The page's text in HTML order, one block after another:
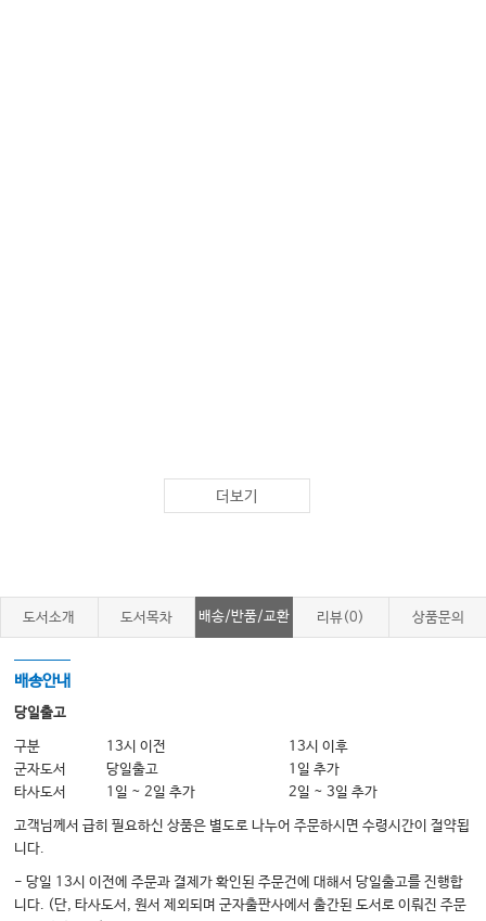
더보기
도서소개 도서목차 배송/반품/교환 리뷰(0) 상품문의
배송안내
당일출고
구분 13시 이전
13시 이후
군자도서
당일출고
1일 추가
타사도서
1일 ~ 2일 추가 2일 ~ 3일 추가
고객님께서 급히 필요하신 상품은 별도로 나누어 주문하시면 수령시간이 절약됩
니다.
- 당일 13시 이전에 주문과 결제가 확인된 주문건에 대해서 당일출고를 진행합
니다. (단, 타사도서, 원서 제외되며 군자출판사에서 출간된 도서로 이뤄진 주문